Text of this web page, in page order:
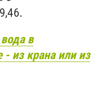
в
из крана или из